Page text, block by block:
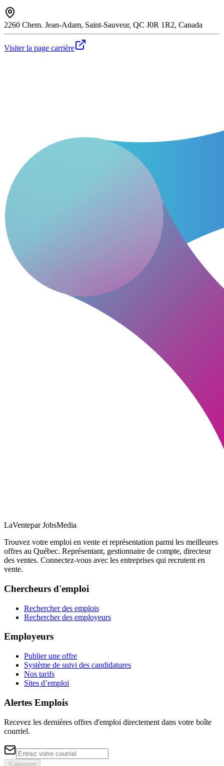
2260 Chem. Jean-Adam, Saint-Sauveur, QC J0R 1R2, Canada
Visiter la page carrière
LaVentepar JobsMedia
Trouvez votre emploi en vente et représentation parmi les meilleures
offres au Québec. Représentant, gestionnaire de compte, directeur
des ventes. Connectez-vous avec les entreprises qui recrutent en
vente.
Chercheurs d'emploi
Rechercher des emplois
Rechercher des employeurs
Employeurs
Publier une offre
Système de suivi des candidatures
Nos tarifs
Sites d’emploi
Alertes Emplois
Recevez les dernières offres d'emploi directement dans votre boîte
courriel.
S'abonner